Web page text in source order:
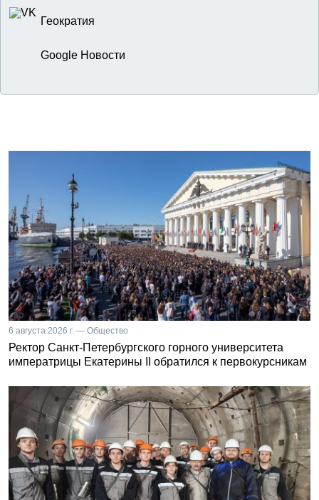
Геократия
Google Новости
6 августа 2026 г. — Общество
Ректор Санкт-Петербургского горного университета
императрицы Екатерины II обратился к первокурсникам